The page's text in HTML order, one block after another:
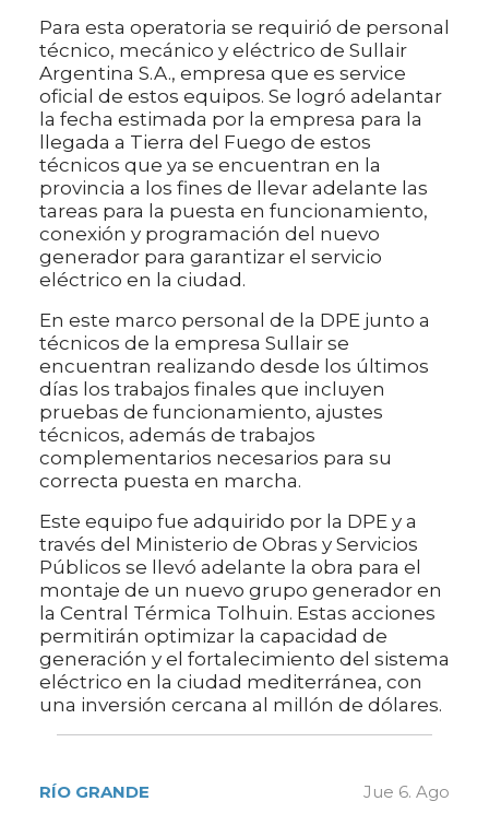
Para esta operatoria se requirió de personal
técnico, mecánico y eléctrico de Sullair
Argentina S.A., empresa que es service
oficial de estos equipos. Se logró adelantar
la fecha estimada por la empresa para la
llegada a Tierra del Fuego de estos
técnicos que ya se encuentran en la
provincia a los fines de llevar adelante las
tareas para la puesta en funcionamiento,
conexión y programación del nuevo
generador para garantizar el servicio
eléctrico en la ciudad.
En este marco personal de la DPE junto a
técnicos de la empresa Sullair se
encuentran realizando desde los últimos
días los trabajos finales que incluyen
pruebas de funcionamiento, ajustes
técnicos, además de trabajos
complementarios necesarios para su
correcta puesta en marcha.
Este equipo fue adquirido por la DPE y a
través del Ministerio de Obras y Servicios
Públicos se llevó adelante la obra para el
montaje de un nuevo grupo generador en
la Central Térmica Tolhuin. Estas acciones
permitirán optimizar la capacidad de
generación y el fortalecimiento del sistema
eléctrico en la ciudad mediterránea, con
una inversión cercana al millón de dólares.
RÍO GRANDE Jue 6. Ago